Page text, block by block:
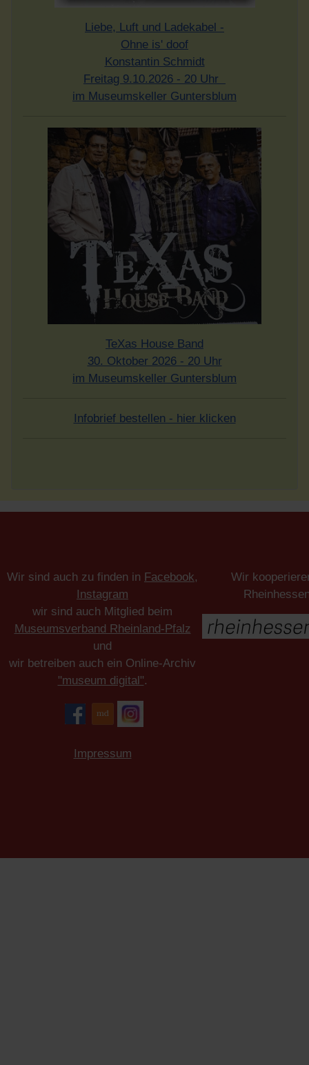
Liebe, Luft und Ladekabel -
Ohne is' doof
Konstantin Schmidt
Freitag 9.10.2026 - 20 Uhr
im Museumskeller Guntersblum
TeXas House Band
30. Oktober 2026 - 20 Uhr
im Museumskeller Guntersblum
Infobrief bestellen - hier klicken
Wir sind auch zu finden in Facebook,
Instagram
wir sind auch Mitglied beim
Museumsverband Rheinland-Pfalz
und
wir betreiben auch ein Online-Archiv
"museum digital".
Impressum
Wir